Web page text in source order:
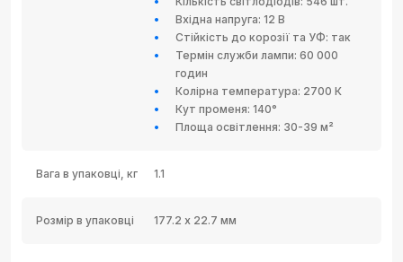
Вхідна напруга: 12 В
Стійкість до корозії та УФ: так
Термін служби лампи: 60 000
годин
Колірна температура: 2700 К
Кут променя: 140°
Площа освітлення: 30-39 м²
Вага в упаковці, кг 1.1
Розмір в упаковці 177.2 х 22.7 мм